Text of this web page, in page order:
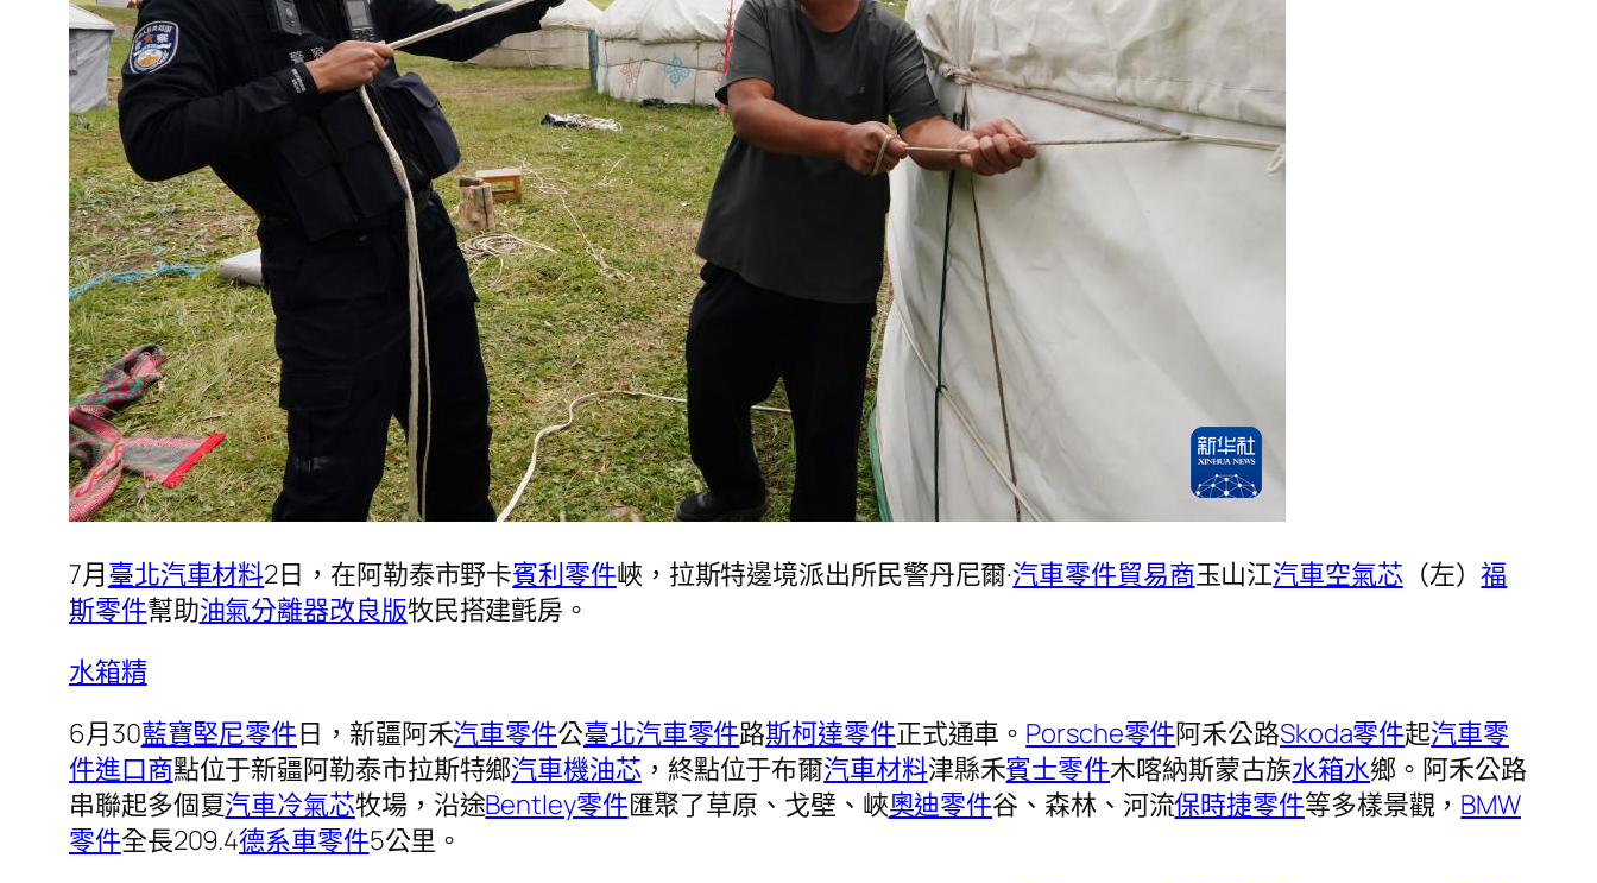
7月臺北汽車材料2日，在阿勒泰市野卡賓利零件峽，拉斯特邊境派出所民警丹尼爾·汽車零件貿易商玉山江汽車空氣芯（左）福
斯零件幫助油氣分離器改良版牧民搭建氈房。
水箱精
6月30藍寶堅尼零件日，新疆阿禾汽車零件公臺北汽車零件路斯柯達零件正式通車。 Porsche零件阿禾公路Skoda零件起汽車零
件進口商點位于新疆阿勒泰市拉斯特鄉汽車機油芯，終點位于布爾汽車材料津縣禾賓士零件木喀納斯蒙古族水箱水鄉。阿禾公路
串聯起多個夏汽車冷氣芯牧場，沿途Bentley零件匯聚了草原、戈壁、峽奧迪零件谷、森林、河流保時捷零件等多樣景觀， BMW
零件全長209.4德系車零件5公里。